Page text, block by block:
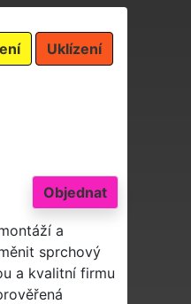
Uklízení
Objednat
a
sprchový
a kvalitní firmu